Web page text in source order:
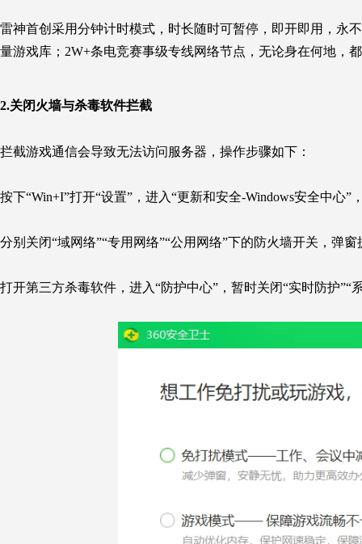
雷神首创采用分钟计时模式，时长随时可暂停，即开即用，永
量游戏库；2W+条电竞赛事级专线网络节点，无论身在何地，
2.关闭火墙与杀毒软件拦截
拦截游戏通信会导致无法访问服务器，操作步骤如下：
按下“Win+I”打开“设置”，进入“更新和安全-Windows安全中心”
分别关闭“域网络”“专用网络”“公用网络”下的防火墙开关，弹窗
打开第三方杀毒软件，进入“防护中心”，暂时关闭“实时防护”“